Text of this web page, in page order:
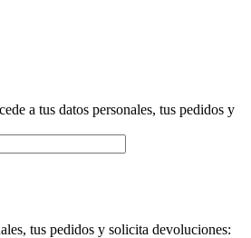
a tus datos personales, tus pedidos y
tus pedidos y solicita devoluciones: